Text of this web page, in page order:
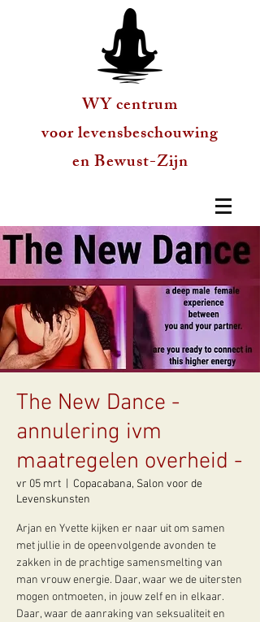
WY centrum
voor levensbeschouwing
en Bewust-Zijn
The New Dance -
annulering ivm
maatregelen overheid -
vr 05 mrt
Copacabana, Salon voor de
Levenskunsten
Arjan en Yvette kijken er naar uit om samen
met jullie in de opeenvolgende avonden te
zakken in de prachtige samensmelting van
man vrouw energie. Daar, waar we de uitersten
mogen ontmoeten, in jouw zelf en in elkaar.
Daar, waar de aanraking van seksualiteit en